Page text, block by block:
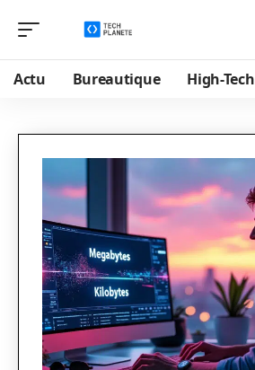
Actu Bureautique High-Tech